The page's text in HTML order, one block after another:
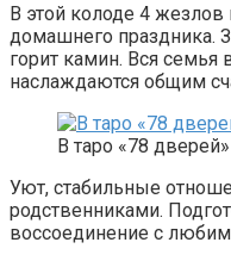
В этой колоде 4 жезлов
домашнего праздника.
горит камин. Вся семья
наслаждаются общим
В таро «78 дверей»
Уют, стабильные
родственниками.
воссоединение с